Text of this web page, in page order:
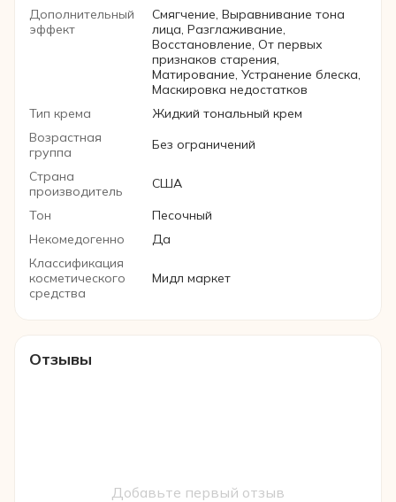
Дополнительный
эффект
Смягчение, Выравнивание тона
лица, Разглаживание,
Восстановление, От первых
признаков старения,
Матирование, Устранение блеска,
Маскировка недостатков
Тип крема
Жидкий тональный крем
Возрастная
группа
Без ограничений
Страна
производитель
США
Тон
Песочный
Некомедогенно
Да
Классификация
косметического
средства
Мидл маркет
Отзывы
Добавьте первый отзыв